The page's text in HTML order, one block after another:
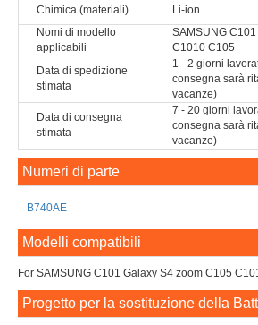
Chimica (materiali)
Li-ion
Nomi di modello
applicabili
SAMSUNG
C1010 C105
Data di spedizione
stimata
1 - 2 giorni
consegna sarà
vacanze)
Data di consegna
stimata
7 - 20 giorni
consegna sarà
vacanze)
Numeri di parte
B740AE
Modelli compatibili
For SAMSUNG C101 Galaxy S4 zoom C105
Progetto per la sostituzione della